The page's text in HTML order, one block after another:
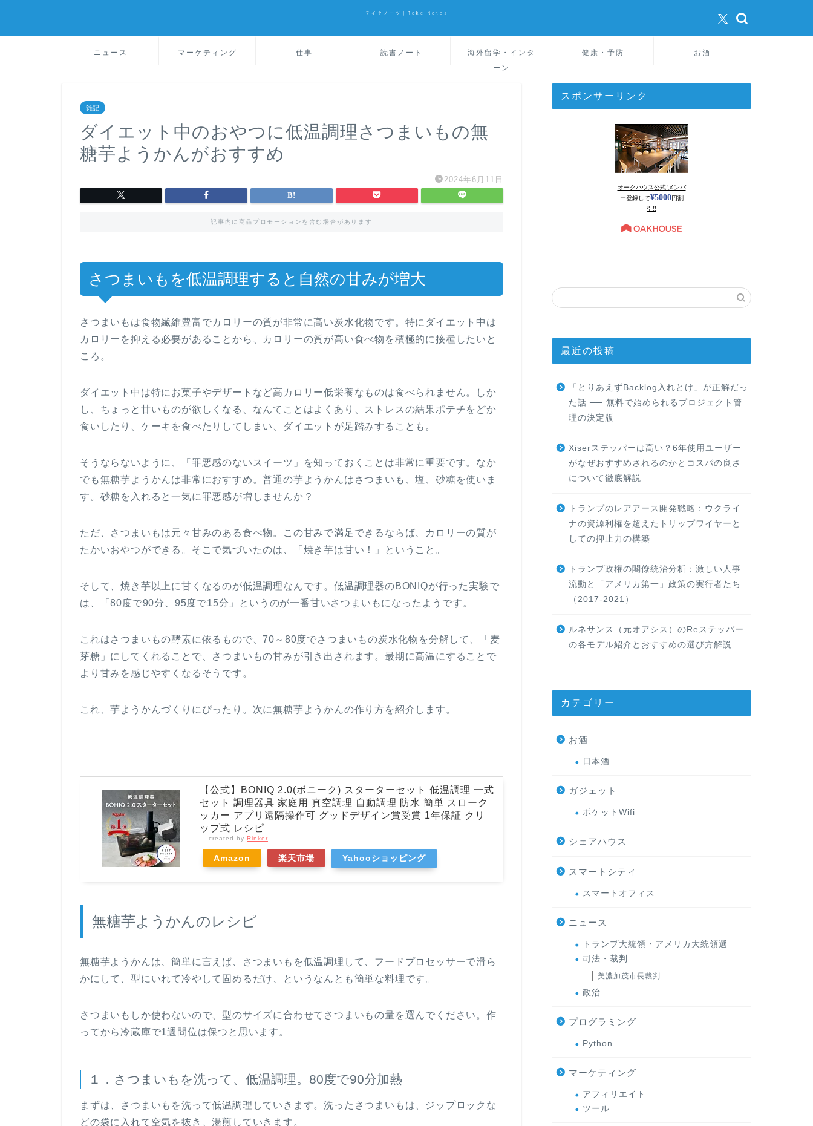
テイクノーツ｜Take Notes
ニュース マーケティング 仕事 読書ノート
海外留学・インタ
ーン
健康・予防 お酒
雑記
ダイエット中のおやつに低温調理さつまいもの無
糖芋ようかんがおすすめ
2024年6月11日
記事内に商品プロモーションを含む場合があります
さつまいもを低温調理すると自然の甘みが増大
さつまいもは食物繊維豊富でカロリーの質が非常に高い炭水化物です。特にダイエット中は
カロリーを抑える必要があることから、カロリーの質が高い食べ物を積極的に接種したいと
ころ。
ダイエット中は特にお菓子やデザートなど高カロリー低栄養なものは食べられません。しか
し、ちょっと甘いものが欲しくなる、なんてことはよくあり、ストレスの結果ポテチをどか
食いしたり、ケーキを食べたりしてしまい、ダイエットが足踏みすることも。
そうならないように、「罪悪感のないスイーツ」を知っておくことは非常に重要です。なか
でも無糖芋ようかんは非常におすすめ。普通の芋ようかんはさつまいも、塩、砂糖を使いま
す。砂糖を入れると一気に罪悪感が増しませんか？
ただ、さつまいもは元々甘みのある食べ物。この甘みで満足できるならば、カロリーの質が
たかいおやつができる。そこで気づいたのは、「焼き芋は甘い！」ということ。
そして、焼き芋以上に甘くなるのが低温調理なんです。低温調理器のBONIQが行った実験で
は、「80度で90分、95度で15分」というのが一番甘いさつまいもになったようです。
これはさつまいもの酵素に依るもので、70～80度でさつまいもの炭水化物を分解して、「麦
芽糖」にしてくれることで、さつまいもの甘みが引き出されます。最期に高温にすることで
より甘みを感じやすくなるそうです。
これ、芋ようかんづくりにぴったり。次に無糖芋ようかんの作り方を紹介します。
【公式】BONIQ 2.0(ボニーク) スターターセット 低温調理 一式
セット 調理器具 家庭用 真空調理 自動調理 防水 簡単 スローク
ッカー アプリ遠隔操作可 グッドデザイン賞受賞 1年保証 クリ
ップ式 レシピ
created by Rinker
Amazon 楽天市場 Yahooショッピング
無糖芋ようかんのレシピ
無糖芋ようかんは、簡単に言えば、さつまいもを低温調理して、フードプロセッサーで滑ら
かにして、型にいれて冷やして固めるだけ、というなんとも簡単な料理です。
さつまいもしか使わないので、型のサイズに合わせてさつまいもの量を選んでください。作
ってから冷蔵庫で1週間位は保つと思います。
１．さつまいもを洗って、低温調理。80度で90分加熱
まずは、さつまいもを洗って低温調理していきます。洗ったさつまいもは、ジップロックな
どの袋に入れて空気を抜き、湯煎していきます。
スポンサーリンク
最近の投稿
「とりあえずBacklog入れとけ」が正解だっ
た話 ── 無料で始められるプロジェクト管
理の決定版
Xiserステッパーは高い？6年使用ユーザー
がなぜおすすめされるのかとコスパの良さ
について徹底解説
トランプのレアアース開発戦略：ウクライ
ナの資源利権を超えたトリップワイヤーと
しての抑止力の構築
トランプ政権の閣僚統治分析：激しい人事
流動と「アメリカ第一」政策の実行者たち
（2017-2021）
ルネサンス（元オアシス）のReステッパー
の各モデル紹介とおすすめの選び方解説
カテゴリー
お酒
日本酒
ガジェット
ポケットWifi
シェアハウス
スマートシティ
スマートオフィス
ニュース
トランプ大統領・アメリカ大統領選
司法・裁判
美濃加茂市長裁判
政治
プログラミング
Python
マーケティング
アフィリエイト
ツール